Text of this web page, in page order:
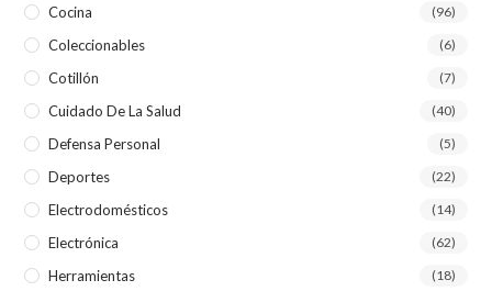
Cocina (96)
Coleccionables (6)
Cotillón (7)
Cuidado De La Salud (40)
Defensa Personal (5)
Deportes (22)
Electrodomésticos (14)
Electrónica (62)
Herramientas (18)